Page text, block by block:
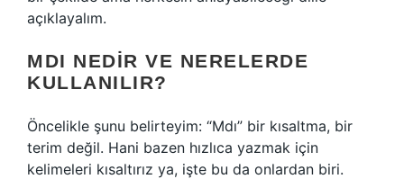
açıklayalım.
MDI NEDIR VE NERELERDE
KULLANILIR?
Öncelikle şunu belirteyim: “Mdı” bir kısaltma, bir
terim değil. Hani bazen hızlıca yazmak için
kelimeleri kısaltırız ya, işte bu da onlardan biri.